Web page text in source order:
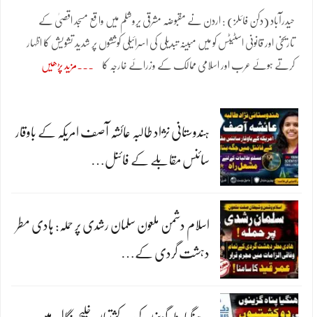
حیدرآباد (دکن فائلز) : اردن نے مقبوضہ مشرقی یروشلم میں واقع مسجد اقصیٰ کے
تاریخی اور قانونی اسٹیٹس کو میں مبینہ تبدیلی کی اسرائیلی کوششوں پر شدید تشویش کا اظہار
کرتے ہوئے عرب اور اسلامی ممالک کے وزرائے خارجہ کا مزید پڑھیں
ہندوستانی نژاد طالبہ عائشہ آصف امریکہ کے باوقار
سائنس مقابلے کے فائنل…
اسلام دشمن ملعون سلمان رشدی پر حملہ: ہادی مطر
دہشت گردی کے…